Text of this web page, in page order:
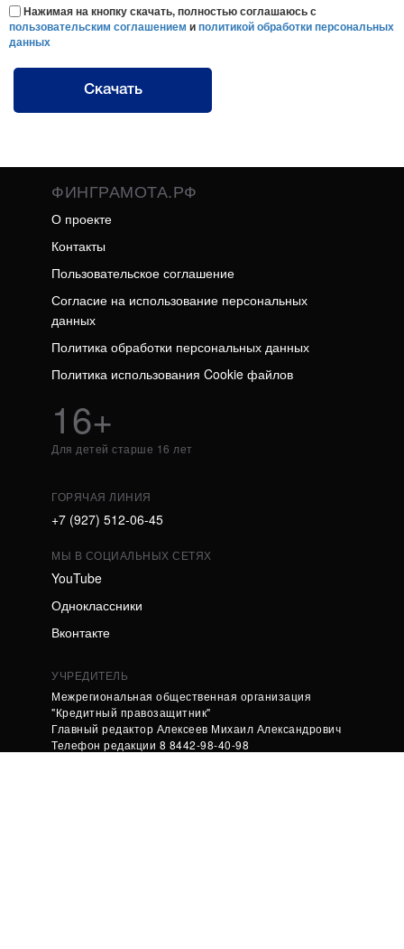
Нажимая на кнопку скачать, полностью соглашаюсь с
пользовательским соглашением иполитикой обработки персональных
данных
Скачать
ФИНГРАМОТА.РФ
О проекте
Контакты
Пользовательское соглашение
Согласие на использование персональных
данных
Политика обработки персональных данных
Политика использования Cookie файлов
16+
Для детей старше 16 лет
ГОРЯЧАЯ ЛИНИЯ
+7 (927) 512-06-45
МЫ В СОЦИАЛЬНЫХ СЕТЯХ
YouTube
Одноклассники
Вконтакте
УЧРЕДИТЕЛЬ
Межрегиональная общественная организация
"Кредитный правозащитник"
Главный редактор Алексеев Михаил Александрович
Телефон редакции 8 8442-98-40-98